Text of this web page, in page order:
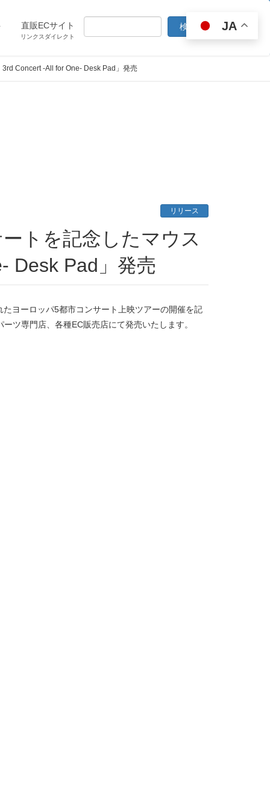
直販ECサイト
リンクスダイレクト
Concert -All for One- Desk Pad」発売
リリース
Desk Pad」発売
ヨーロッパ5都市コンサート上映ツアーの開催を記
ツ専門店、各種EC販売店にて発売いたします。
JA